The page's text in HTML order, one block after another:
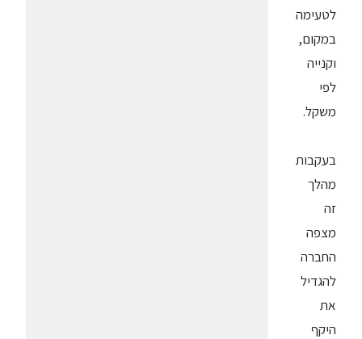
לטעימה
במקום,
וקנייה
לפי
משקל.
בעקבות
מהלך
זה
מצפה
החברה
להגדיל
את
היקף